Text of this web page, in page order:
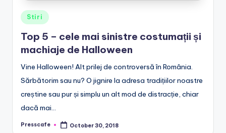
Posted
Stiri
Top 5 – cele mai sinistre costumații și
machiaje de Halloween
Vine Halloween! Alt prilej de controversă în România.
Sărbătorim sau nu? O jignire la adresa tradițiilor noastre
creștine sau pur și simplu un alt mod de distracție, chiar
dacă mai…
Posted
Presscafe October 30, 2018